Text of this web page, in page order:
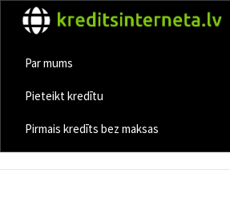
Par mums
Pieteikt kredītu
Pirmais kredīts bez maksas